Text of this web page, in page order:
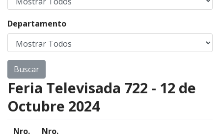
Departamento
Feria Televisada 722 - 12 de
Octubre 2024
Nro.
Nro.